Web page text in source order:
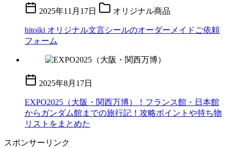
2025年11月17日 オリジナル商品
hitoiki オリジナル文言シールのオーダーメイドご依頼
フォーム
2025年8月17日
EXPO2025（大阪・関西万博）！フランス館・日本館
からガンダム館までの旅行記！攻略ポイントや持ち物
リストをまとめた
スポンサーリンク